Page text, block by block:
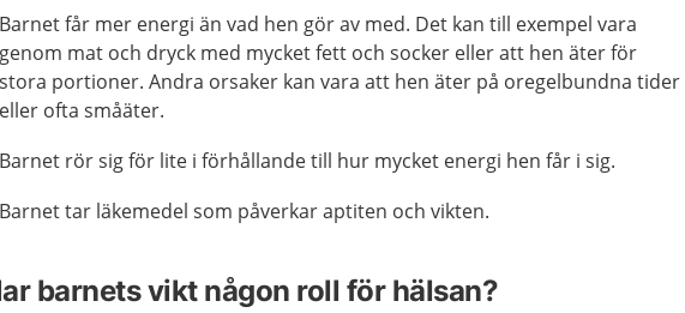
Barnet får mer energi än vad hen gör av med. Det kan till exempel vara
genom mat och dryck med mycket fett och socker eller att hen äter för
stora portioner. Andra orsaker kan vara att hen äter på oregelbundna tider
eller ofta småäter.
Barnet rör sig för lite i förhållande till hur mycket energi hen får i sig.
Barnet tar läkemedel som påverkar aptiten och vikten.
barnets vikt någon roll för hälsan?